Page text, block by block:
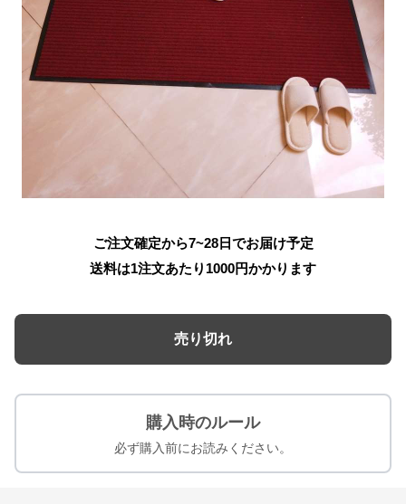
ご注文確定から7~28日でお届け予定
送料は1注文あたり 1000円かかります
売り切れ
購入時のルール
必ず購入前にお読みください。